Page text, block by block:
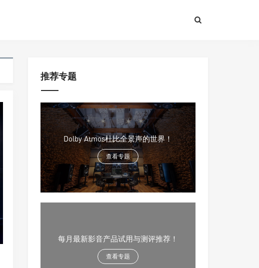
推荐专题
Dolby Atmos杜比全景声的世界！
查看专题
每月最新影音产品试用与测评推荐！
查看专题